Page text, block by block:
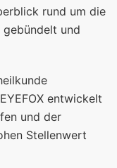
rund um die
und
entwickelt
und der
Stellenwert